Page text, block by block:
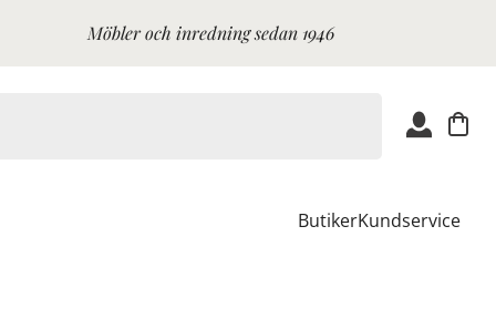
Möbler och inredning sedan 1946
ButikerKundservice